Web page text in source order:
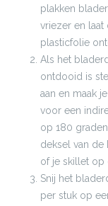
plakken
vriezer en
plasticfolie
Als het
ontdooid is
aan en maak
voor een
op 180
deksel van de
of je skillet op
Snij het
per stuk op